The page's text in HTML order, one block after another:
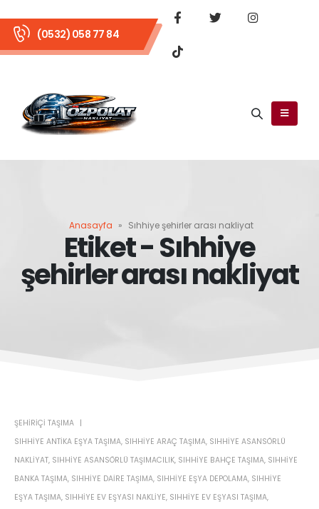
(0532) 058 77 84
Anasayfa » Sıhhiye şehirler arası nakliyat
Etiket - Sıhhiye
şehirler arası nakliyat
ŞEHIRIÇI TAŞIMA
SIHHIYE ANTIKA EŞYA TAŞIMA, SIHHIYE ARAÇ TAŞIMA, SIHHIYE ASANSÖRLÜ
NAKLIYAT, SIHHIYE ASANSÖRLÜ TAŞIMACILIK, SIHHIYE BAHÇE TAŞIMA, SIHHIYE
BANKA TAŞIMA, SIHHIYE DAIRE TAŞIMA, SIHHIYE EŞYA DEPOLAMA, SIHHIYE
EŞYA TAŞIMA, SIHHIYE EV EŞYASI NAKLIYE, SIHHIYE EV EŞYASI TAŞIMA,